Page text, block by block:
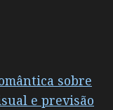
sobre
e previsão